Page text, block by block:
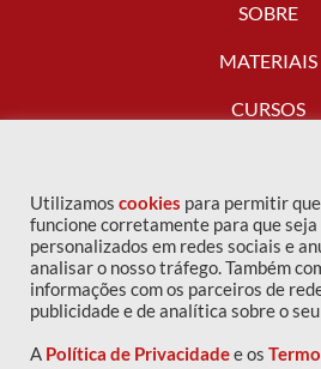
SOBRE
MATERIAIS
CURSOS
FALE
Utilizamos cookies para permitir
funcione corretamente para que
personalizados em redes sociais e
analisar o nosso tráfego. Também
informações com os parceiros de
publicidade e de analítica sobre o
A Política de Privacidadee os